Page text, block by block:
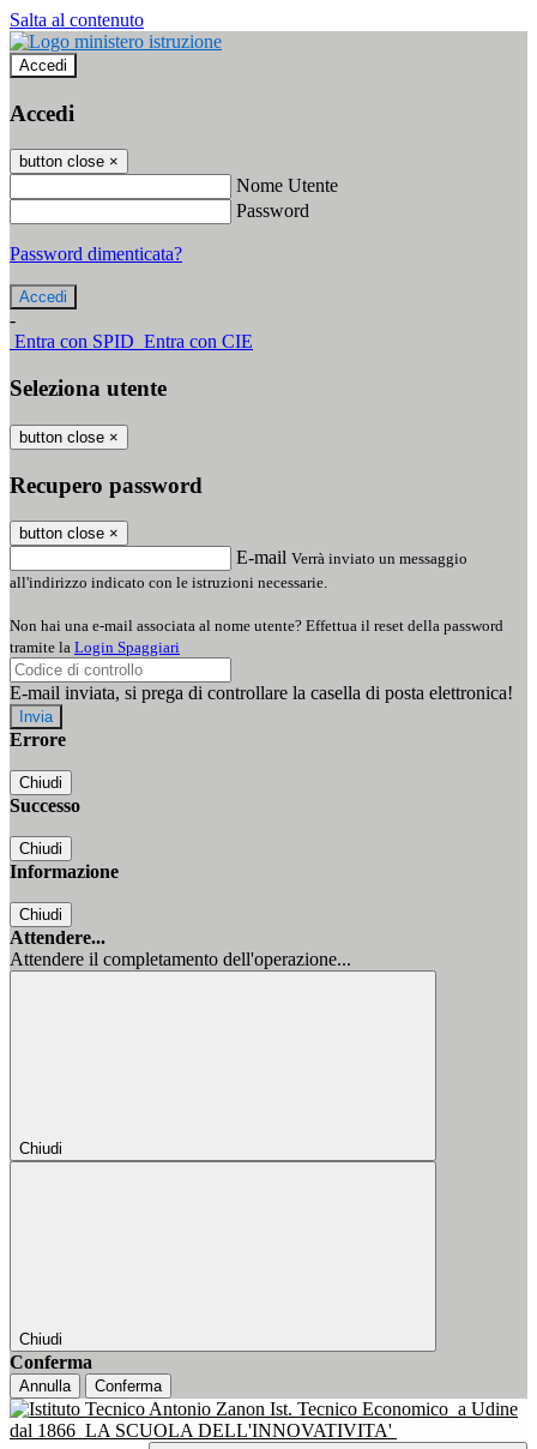
Salta al contenuto
Accedi
Accedi
button close ×
Nome Utente
Password
Password dimenticata?
-
Entra con SPID Entra con CIE
Seleziona utente
button close ×
Recupero password
button close ×
E-mail Verrà inviato un messaggio
all'indirizzo indicato con le istruzioni necessarie.
Non hai una e-mail associata al nome utente? Effettua il reset della password
tramite la Login Spaggiari
E-mail inviata, si prega di controllare la casella di posta elettronica!
Errore
Chiudi
Successo
Chiudi
Informazione
Chiudi
Attendere...
Attendere il completamento dell'operazione...
Chiudi
Chiudi
Conferma
Annulla Conferma
Ist. Tecnico Economico a Udine
dal 1866 LA SCUOLA DELL'INNOVATIVITA'